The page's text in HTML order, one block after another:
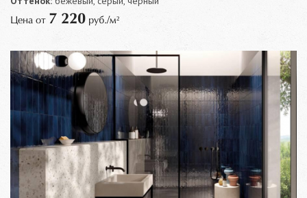
Цена от 7 220 руб./м²